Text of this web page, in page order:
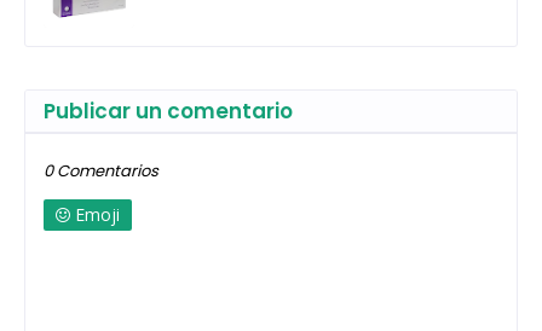
Publicar un comentario
0 Comentarios
Emoji